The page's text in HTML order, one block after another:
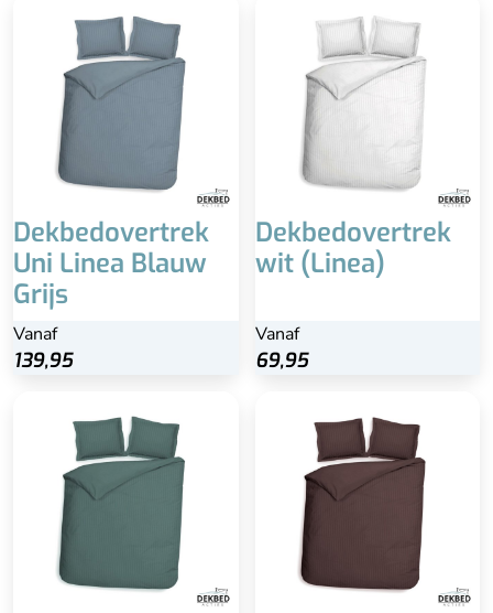
Dekbedovertrek
Uni Linea Blauw
Grijs
Vanaf
139,95
Dekbedovertrek
wit (Linea)
Vanaf
69,95